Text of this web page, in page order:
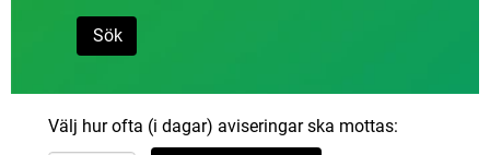
Välj hur ofta (i dagar) aviseringar ska mottas: